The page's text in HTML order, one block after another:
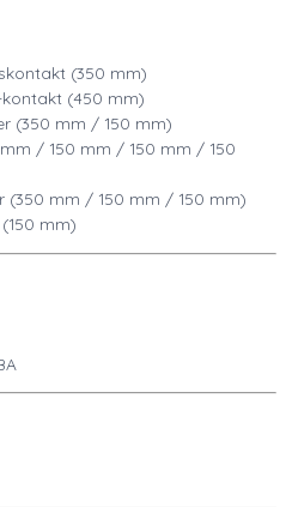
(350 mm)
kontakt (450 mm)
(350 mm / 150 mm)
/ 150 mm / 150 mm / 150
(350 mm / 150 mm / 150 mm)
mm)